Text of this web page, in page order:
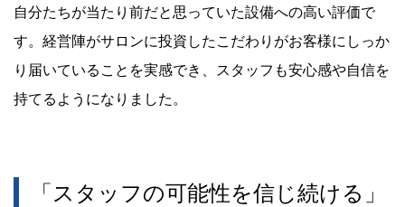
自分たちが当たり前だと思っていた設備への高い評価で
す。経営陣がサロンに投資したこだわりがお客様にしっか
り届いていることを実感でき、スタッフも安心感や自信を
持てるようになりました。
「スタッフの可能性を信じ続ける」